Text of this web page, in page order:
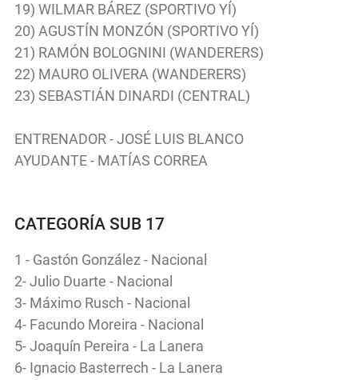
19) WILMAR BÁREZ (SPORTIVO YÍ)
20) AGUSTÍN MONZÓN (SPORTIVO YÍ)
21) RAMÓN BOLOGNINI (WANDERERS)
22) MAURO OLIVERA (WANDERERS)
23) SEBASTIÁN DINARDI (CENTRAL)
ENTRENADOR - JOSÉ LUIS BLANCO
AYUDANTE - MATÍAS CORREA
CATEGORÍA SUB 17
1 - Gastón González - Nacional
2- Julio Duarte - Nacional
3- Máximo Rusch - Nacional
4- Facundo Moreira - Nacional
5- Joaquín Pereira - La Lanera
6- Ignacio Basterrech - La Lanera